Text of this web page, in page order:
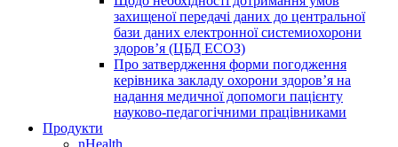
захищеної передачі даних до центральної
бази даних електронної системиохорони
здоров’я (ЦБД ЕСОЗ)
Про затвердження форми погодження
керівника закладу охорони здоров’я на
надання медичної допомоги пацієнту
науково-педагогічними працівниками
Продукти
nHealth